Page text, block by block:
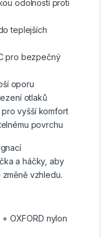
odolností proti
teplejších
pro bezpečný
oporu
otlaků
pro vyšší komfort
povrchu
a háčky, aby
vzhledu.
OXFORD nylon